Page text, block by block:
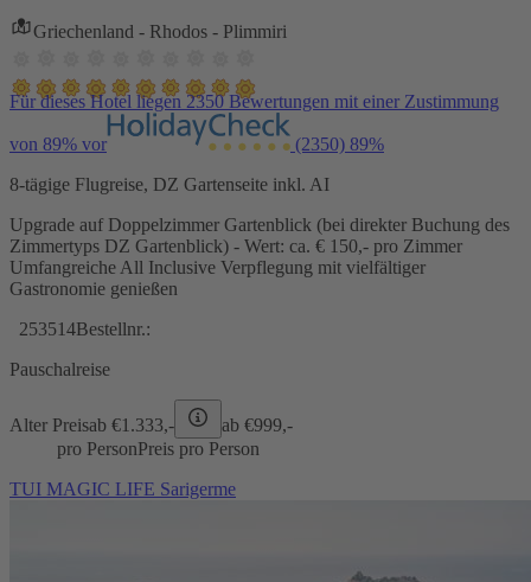
Griechenland - Rhodos - Plimmiri
Für dieses Hotel liegen 2350 Bewertungen mit einer Zustimmung
von 89% vor (2350) 89%
8-tägige Flugreise, DZ Gartenseite inkl. AI
Upgrade auf Doppelzimmer Gartenblick (bei direkter Buchung des
Zimmertyps DZ Gartenblick) - Wert: ca. € 150,- pro Zimmer
Umfangreiche All Inclusive Verpflegung mit vielfältiger
Gastronomie genießen
253514Bestellnr.:
Pauschalreise
Alter Preisab €1.333,- ab €999,-
pro PersonPreis pro Person
TUI MAGIC LIFE Sarigerme